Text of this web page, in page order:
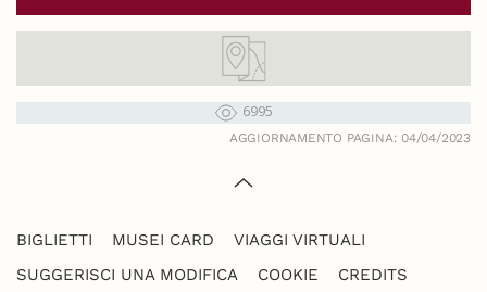
6995
AGGIORNAMENTO PAGINA: 04/04/2023
BIGLIETTI MUSEI CARD
VIAGGI VIRTUALI
SUGGERISCI UNA MODIFICA
COOKIE CREDITS